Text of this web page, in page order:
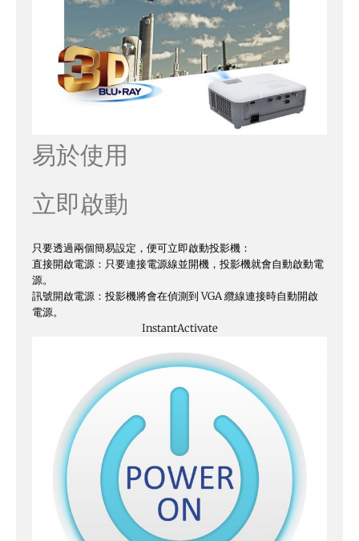
易於使用
立即啟動
只要透過兩個簡易設定，便可立即啟動投影機：
直接開啟電源：只要連接電源線並開機，投影機就會自動啟動電
源。
訊號開啟電源：投影機將會在偵測到 VGA 纜線連接時自動開啟
電源。
InstantActivate